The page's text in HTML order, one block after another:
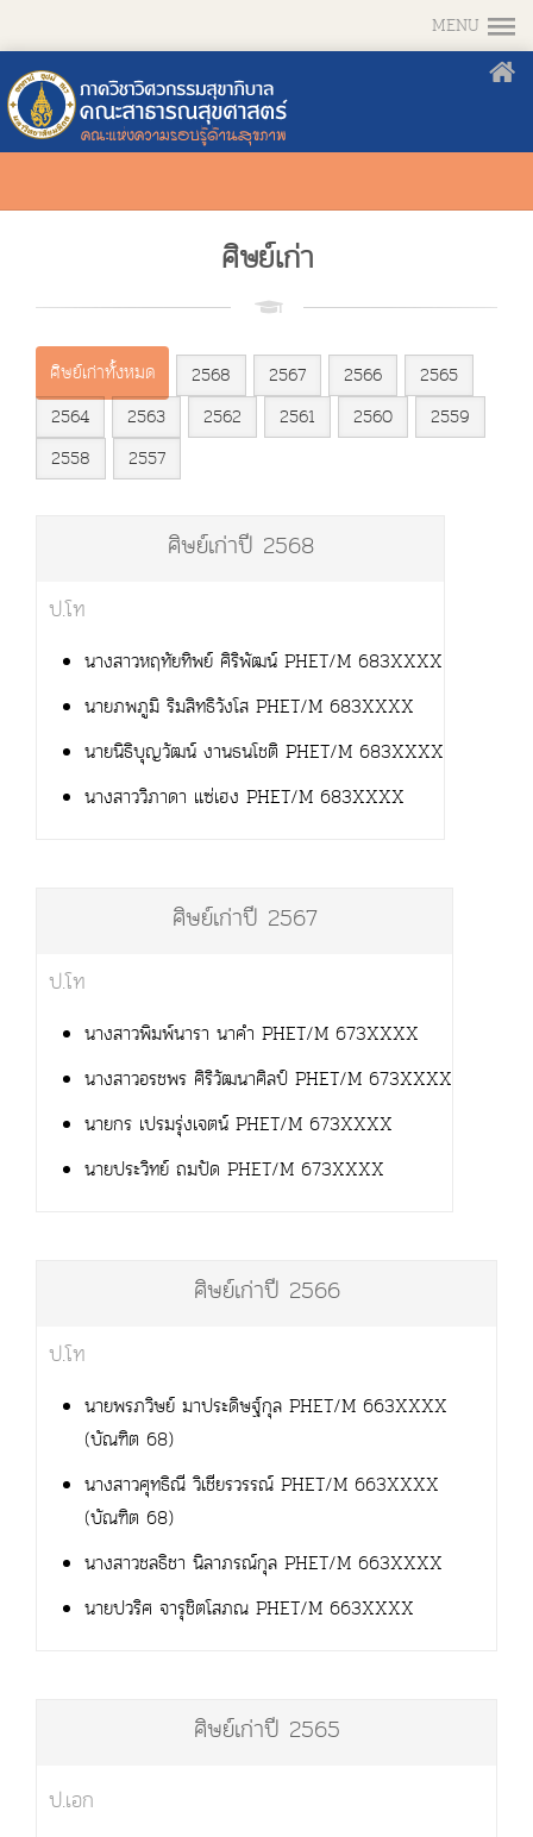
MENU
ศิษย์เก่า
ศิษย์เก่าทั้งหมด 2568 2567 2566
2565
2564
2563 2562 2561 2560
2559
2558
2557
ศิษย์เก่าปี 2568
ป.โท
นางสาวหฤทัยทิพย์ ศิริพัฒน์ PHET/M 683XXXX
นายภพภูมิ ริมสิทธิวังโส PHET/M 683XXXX
นายนิธิบุญวัฒน์ งานธนโชติ PHET/M 683XXXX
นางสาววิภาดา แซ่เฮง PHET/M 683XXXX
ศิษย์เก่าปี 2567
ป.โท
นางสาวพิมพ์นารา นาคำ PHET/M 673XXXX
นางสาวอรชพร ศิริวัฒนาศิลป์ PHET/M 673XXXX
นายกร เปรมรุ่งเจตน์ PHET/M 673XXXX
นายประวิทย์ ถมปัด PHET/M 673XXXX
ศิษย์เก่าปี 2566
ป.โท
นายพรภวิษย์ มาประดิษฐ์กุล PHET/M 663XXXX
(บัณฑิต 68)
นางสาวศุทธิณี วิเชียรวรรณ์ PHET/M 663XXXX
(บัณฑิต 68)
นางสาวชลธิชา นิลาภรณ์กุล PHET/M 663XXXX
นายปวริศ จารุชิตโสภณ PHET/M 663XXXX
ศิษย์เก่าปี 2565
ป.เอก